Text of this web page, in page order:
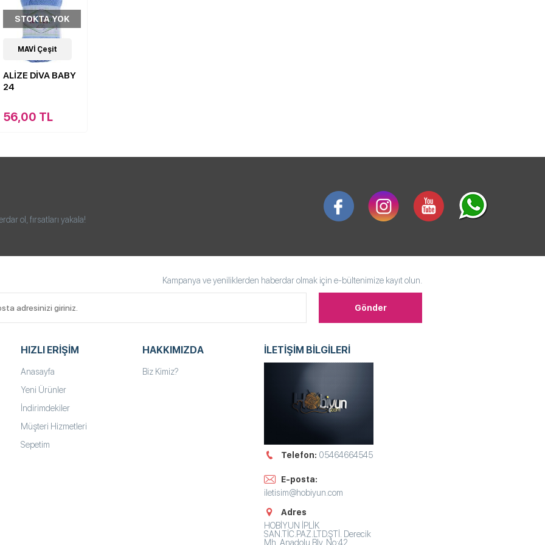
2Çeşit
STOKTA YOK
MAVİ Çeşit
ALİZE DİVA BABY
24
56,00 TL
ol, fırsatları yakala!
Kampanya ve yeniliklerden haberdar olmak için e-bültenimize kayıt olun.
HIZLI ERIŞIM
Anasayfa
Yeni Ürünler
İndirimdekiler
Müşteri Hizmetleri
Sepetim
HAKKIMIZDA
Biz Kimiz?
İLETİŞİM BİLGİLERİ
Telefon: 05464664545
E-posta:
iletisim@hobiyun.com
Adres
HOBİYUN İPLİK
SAN.TİC.PAZ.LTD.ŞTİ. Derecik
Mh. Anadolu Blv. No:42